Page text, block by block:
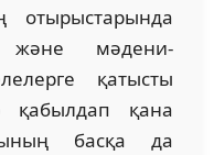
отырыстарында
және мәдени-
қатысты
қабылдап қана
басқа да